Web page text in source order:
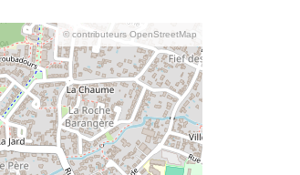
© contributeurs OpenStreetMap